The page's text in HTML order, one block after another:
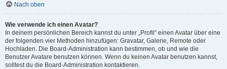
Nach oben
Wie verwende ich einen Avatar?
In deinem persönlichen Bereich kannst du unter „Profil“ einen Avatar über eine
der folgenden vier Methoden hinzufügen: Gravatar, Galerie, Remote oder
Hochladen. Die Board-Administration kann bestimmen, ob und wie die
Benutzer Avatare benutzen können. Wenn du keinen Avatar benutzen kannst,
solltest du die Board-Administration kontaktieren.